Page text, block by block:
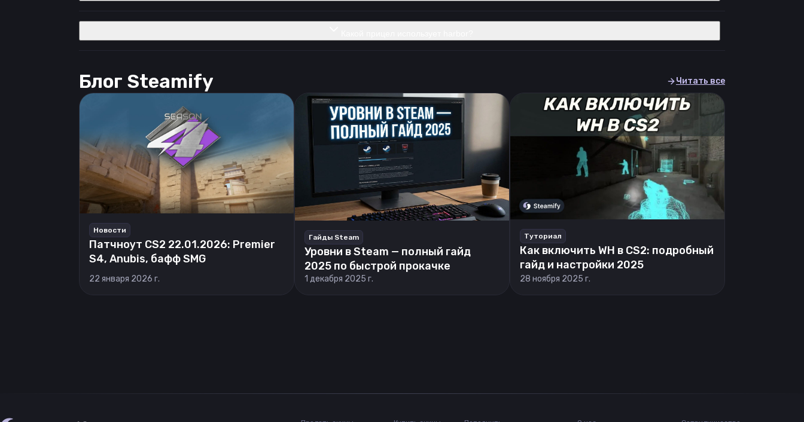
Блог Steamify Читать все
Новости
Патчноут CS2 22.01.2026: Premier
S4, Anubis, бафф SMG
22 января 2026 г.
Гайды Steam
Уровни в Steam — полный гайд
2025 по быстрой прокачке
1 декабря 2025 г.
Туториал
Как включить WH в CS2: подробный
гайд и настройки 2025
28 ноября 2025 г.